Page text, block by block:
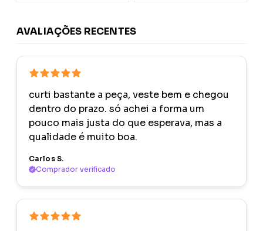
AVALIAÇÕES RECENTES
curti bastante a peça, veste bem e chegou
dentro do prazo. só achei a forma um
pouco mais justa do que esperava, mas a
qualidade é muito boa.
Carlos S.
Comprador verificado